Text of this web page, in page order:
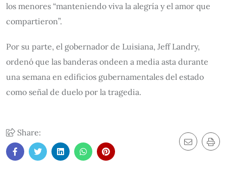
los menores “manteniendo viva la alegría y el amor que
compartieron”.
Por su parte, el gobernador de Luisiana, Jeff Landry,
ordenó que las banderas ondeen a media asta durante
una semana en edificios gubernamentales del estado
como señal de duelo por la tragedia.
Share: